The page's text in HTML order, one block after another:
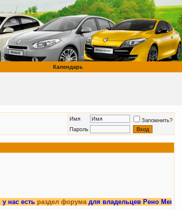
Календарь
Имя
Запомнить?
Пароль
раздел форумадля владельцев Рено Меган 3.